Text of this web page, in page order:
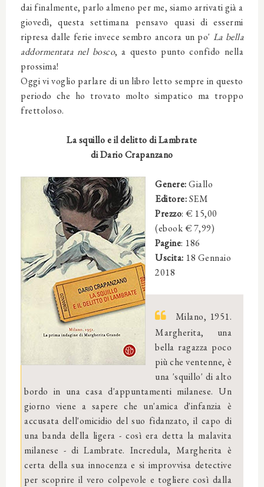
dai finalmente, parlo almeno per me, siamo arrivati già a
giovedì, questa settimana pensavo quasi di essermi
ripresa dalle ferie invece sembro ancora un po' La bella
addormentata nel bosco, a questo punto confido nella
prossima!
Oggi vi voglio parlare di un libro letto sempre in questo
periodo che ho trovato molto simpatico ma troppo
frettoloso.
La squillo e il delitto di Lambrate
diDario Crapanzano
Genere:Giallo
Editore:SEM
Prezzo: € 15,00
(ebook € 7,99)
Pagine: 186
Uscita: 18 Gennaio
2018
Milano, 1951.
Margherita, una
bella ragazza poco
più che ventenne, è
una 'squillo' di alto
bordo in una casa d'appuntamenti milanese. Un
giorno viene a sapere che un'amica d'infanzia è
accusata dell'omicidio del suo fidanzato, il capo di
una banda della ligera - così era detta la malavita
milanese - di Lambrate. Incredula, Margherita è
certa della sua innocenza e si improvvisa detective
per scoprire il vero colpevole e togliere così dalla